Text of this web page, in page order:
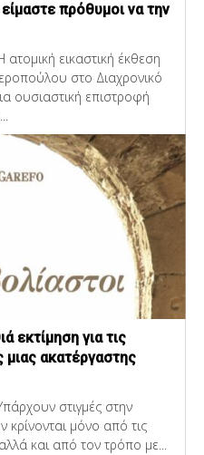
πρόθυμοι να την
στο Διαχρονικό
ουσιαστική επιστροφή
εκτίμηση για τις
μιας ακατέργαστης
στιγμές στην
κρίνονται μόνο από τις
και από τον τρόπο με...